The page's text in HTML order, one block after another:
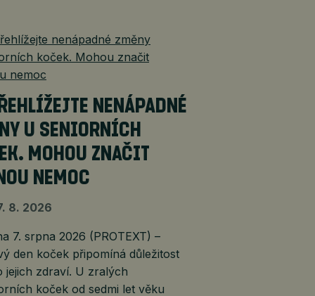
NENÁPADNÉ
U SENIORNÍCH
MOHOU ZNAČIT
NEMOC
8. 2026
7. srpna 2026 (PROTEXT) –
den koček připomíná důležitost
jejich zdraví. U zralých
koček od sedmi let věku